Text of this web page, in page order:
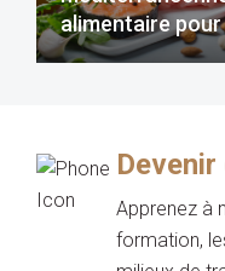
alimentaire pour
Apprenez à
formation,